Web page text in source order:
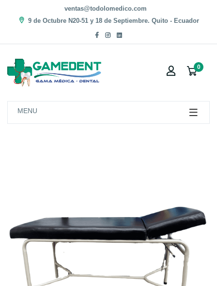
ventas@todolomedico.com
9 de Octubre N20-51 y 18 de Septiembre. Quito - Ecuador
0
MENU